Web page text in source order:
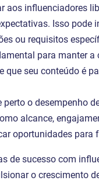
aos influenciadores
Isso pode
ou requisitos
para manter
que seu conteúdo é
perto o desempenho
alcance,
oportunidades para
de sucesso com
o crescimento